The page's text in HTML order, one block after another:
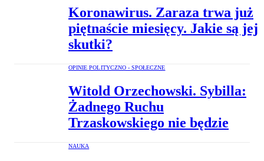
Koronawirus. Zaraza trwa już
piętnaście miesięcy. Jakie są jej
skutki?
OPINIE POLITYCZNO - SPOŁECZNE
Witold Orzechowski. Sybilla:
Żadnego Ruchu
Trzaskowskiego nie będzie
NAUKA